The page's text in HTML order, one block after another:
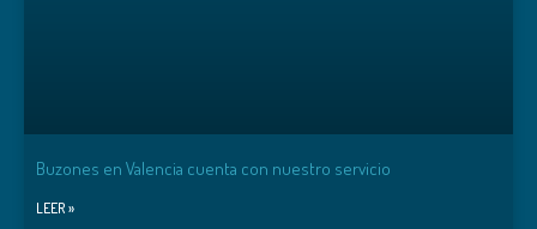
Buzones en Valencia cuenta con nuestro servicio
LEER »